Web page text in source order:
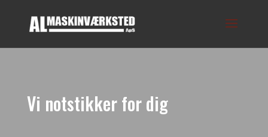
Vi notstikker for dig